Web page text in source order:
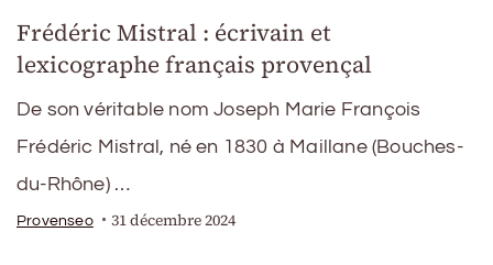
Frédéric Mistral : écrivain et
lexicographe français provençal
De son véritable nom Joseph Marie François
Frédéric Mistral, né en 1830 à Maillane (Bouches-
du-Rhône) …
Provenseo 31 décembre 2024